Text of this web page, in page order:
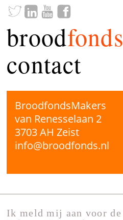
broodfonds
contact
BroodfondsMakers
van Renesselaan 2
3703 AH Zeist
info@broodfonds.nl
Ik meld mij aan voor de